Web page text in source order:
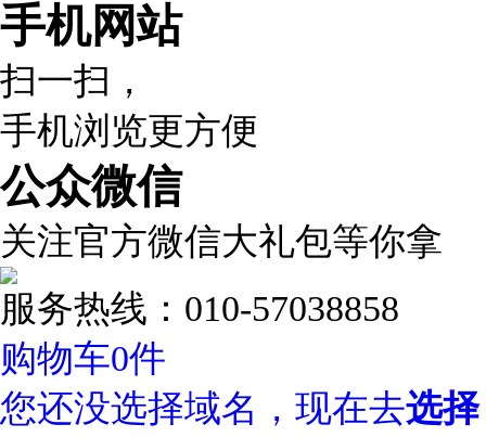
手机网站
扫一扫，
手机浏览更方便
公众微信
关注官方微信大礼包等你拿
服务热线：010-57038858
购物车0件
您还没选择域名，现在去选择